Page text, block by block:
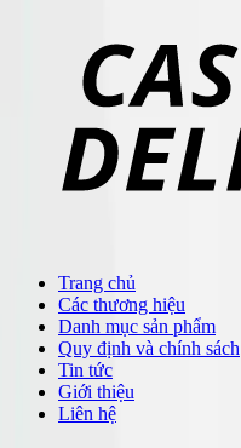
Trang chủ
Các thương hiệu
Danh mục sản phẩm
Quy định và chính sách
Tin tức
Giới thiệu
Liên hệ